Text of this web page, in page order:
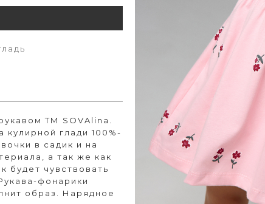
ТМ SOVAlina.
глади 100%-
в садик и на
а так же как
будет чувствовать
фонарики
образ. Нарядное